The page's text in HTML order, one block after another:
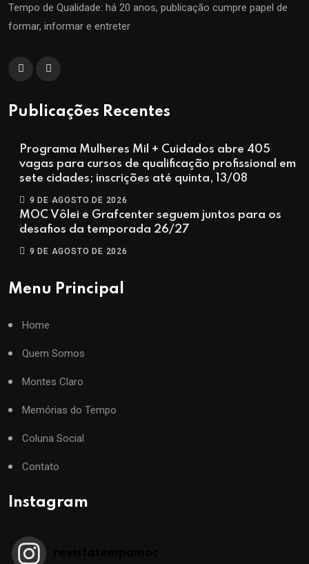
Tempo de Qualidade: há 20 anos, publicação cumpre papel de
formar, informar e entreter
Publicações Recentes
Programa Mulheres Mil + Cuidados abre 405
vagas para cursos de qualificação profissional em
sete cidades; inscrições até quinta, 13/08
9 DE AGOSTO DE 2026
MOC Vôlei e Grafcenter seguem juntos para os
desafios da temporada 26/27
9 DE AGOSTO DE 2026
Menu Principal
Home
Quem Somos
Montes Claro
Memórias do Tempo
Coluna Social
Contato
Instagram